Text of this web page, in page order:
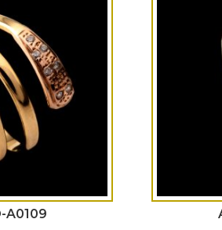
A0109